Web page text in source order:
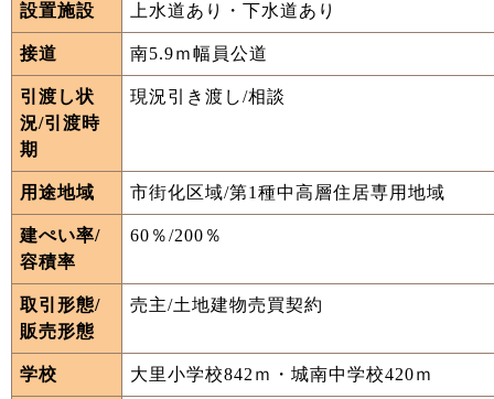
設置施設 上水道あり・下水道あり
接道 南5.9ｍ幅員公道
引渡し状
況/引渡時
期
現況引き渡し/相談
用途地域 市街化区域/第1種中高層住居専用地域
建ぺい率/
容積率
60％/200％
取引形態/
販売形態
売主/土地建物売買契約
学校 大里小学校842ｍ・城南中学校420ｍ